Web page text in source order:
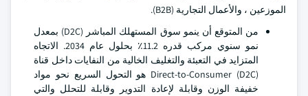
الموزعين ، والأعمال التجارية (B2B).
من المتوقع أن ينمو سوق المستهلك المباشر (D2C) بمعدل
نمو سنوي مركب قدره 11.2٪ بحلول عام 2034. الاتجاه
المتزايد في التعبئة والتغليف الخالية من النفايات داخل قناة
Direct-to-Consumer (D2C) هو التحول السريع نحو مواد
خفيفة الوزن وقابلة لإعادة التدوير وقابلة للتحلل والتي